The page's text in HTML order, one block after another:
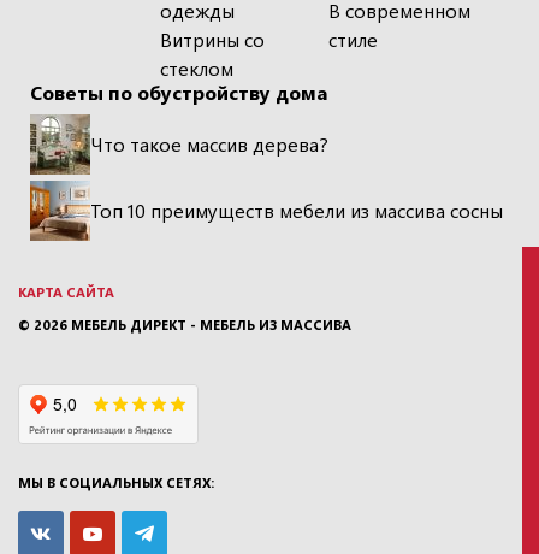
одежды
Витрины со
стеклом
В современном
стиле
Советы по обустройству дома
Что такое массив дерева?
Топ 10 преимуществ мебели из массива сосны
КАРТА САЙТА
© 2026 МЕБЕЛЬ ДИРЕКТ - МЕБЕЛЬ ИЗ МАССИВА
МЫ В СОЦИАЛЬНЫХ СЕТЯХ: